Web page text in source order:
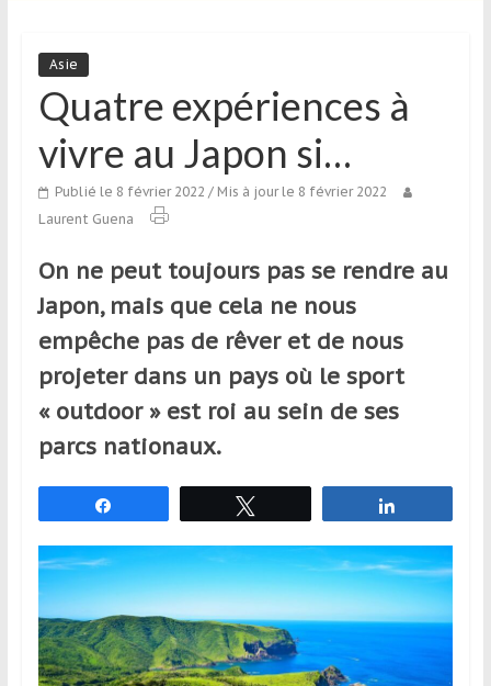
média
sur
tourisme
sportif
qui
s’adresse
voyageurs
ponctuels
réguliers,
pratiquants,
passionnés
simples
spectateurs
sport,
qui
se
déplacent
en
France
Asie
Quatre expériences à
vivre au Japon si…
Publié le 8 février 2022 / Mis à jour le 8 février 2022
Laurent Guena
On ne peut toujours pas se rendre au
Japon, mais que cela ne nous
empêche pas de rêver et de nous
projeter dans un pays où le sport
« outdoor » est roi au sein de ses
parcs nationaux.